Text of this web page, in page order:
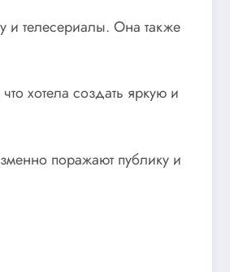
и телесериалы. Она также
хотела создать яркую и
поражают публику и